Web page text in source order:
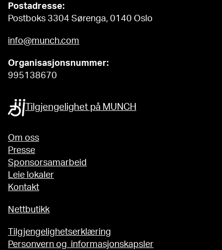
Postadresse:
Postboks 3304 Sørenga, 0140 Oslo
info@munch.com
Organisasjonsnummer:
995138670
Tilgjengelighet på MUNCH
Om oss
Presse
Sponsorsamarbeid
Leie lokaler
Kontakt
Nettbutikk
Tilgjengelighetserklæring
Personvern og informasjonskapsler